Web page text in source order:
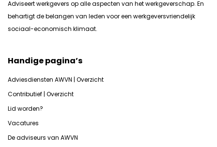
Adviseert werkgevers op alle aspecten van het werkgeverschap. En
behartigt de belangen van leden voor een werkgeversvriendelijk
sociaal-economisch klimaat.
Handige pagina’s
Adviesdiensten AWVN | Overzicht
Contributief | Overzicht
Lid worden?
Vacatures
De adviseurs van AWVN